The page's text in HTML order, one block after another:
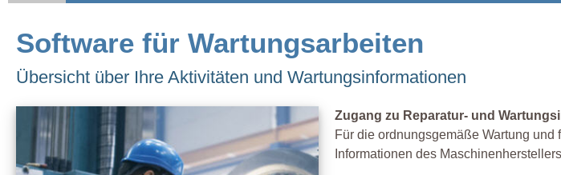
Software für Wartungsarbeiten
Übersicht über Ihre Aktivitäten und Wartungsinformationen
Zugang zu Reparatur- und
Für die ordnungsgemäße Wartung
Informationen des